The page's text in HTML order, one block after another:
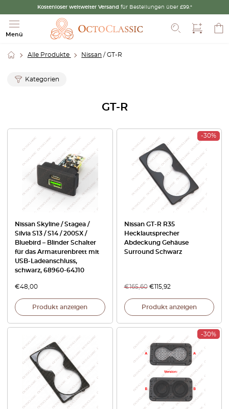
Kostenloser weltweiter Versand für Bestellungen über £99.*
Menü
Suche
Alle Produkte Nissan / GT-R
Kategorien
GT-R
Nissan Skyline / Stagea /
Silvia S13 / S14 / 200SX /
Bluebird – Blinder Schalter
für das Armaturenbrett mit
USB-Ladeanschluss,
schwarz, 68960-64J10
€48,00
Produkt anzeigen
-30%
Nissan GT-R R35
Hecklautsprecher
Abdeckung Gehäuse
Surround Schwarz
€165,60 €115,92
Produkt anzeigen
-30%